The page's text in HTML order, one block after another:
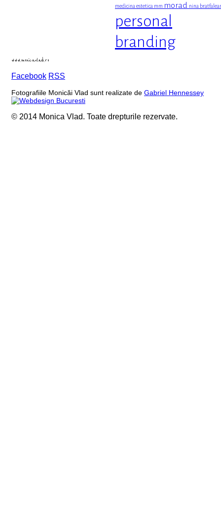
medicina estetica mm morad nina
personal
branding
www.monicavlad.ro
Facebook RSS
Fotografiile Monicăi Vlad sunt realizate de Gabriel Hennessey
© 2014 Monica Vlad. Toate drepturile rezervate.